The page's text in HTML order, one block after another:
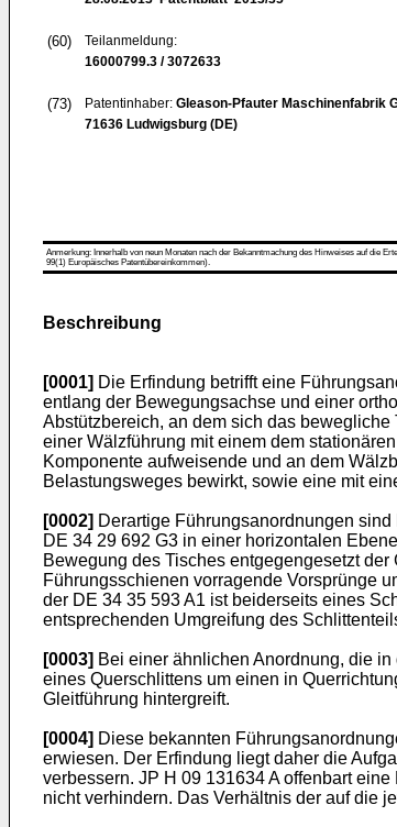
(60)
Teilanmeldung:
16000799.3 / 3072633
(73) Patentinhaber: Gleason-Pfauter Maschinenfabrik
71636 Ludwigsburg (DE)
Anmerkung: Innerhalb von neun Monaten nach der Bekanntmachung des Hinweises auf die
99(1) Europäisches Patentübereinkommen).
Beschreibung
[0001] Die Erfindung betrifft eine
entlang der Bewegungsachse und einer
Abstützbereich, an dem sich das
einer Wälzführung mit einem dem
Komponente aufweisende und an dem
Belastungsweges bewirkt, sowie eine mit
[0002] Derartige Führungsanordnungen
DE 34 29 692 G3 in einer horizontalen
Bewegung des Tisches entgegengesetzt
Führungsschienen vorragende Vorsprünge
der DE 34 35 593 A1 ist beiderseits eines
entsprechenden Umgreifung des
[0003] Bei einer ähnlichen Anordnung, die in
eines Querschlittens um einen in
Gleitführung hintergreift.
[0004] Diese bekannten
erwiesen. Der Erfindung liegt daher die
verbessern. JP H 09 131634 Aoffenbart eine
nicht verhindern. Das Verhältnis der auf die